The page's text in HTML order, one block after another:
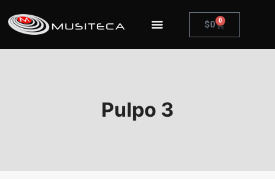
$0 0
Pulpo 3